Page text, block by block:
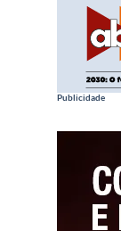
Publicidade